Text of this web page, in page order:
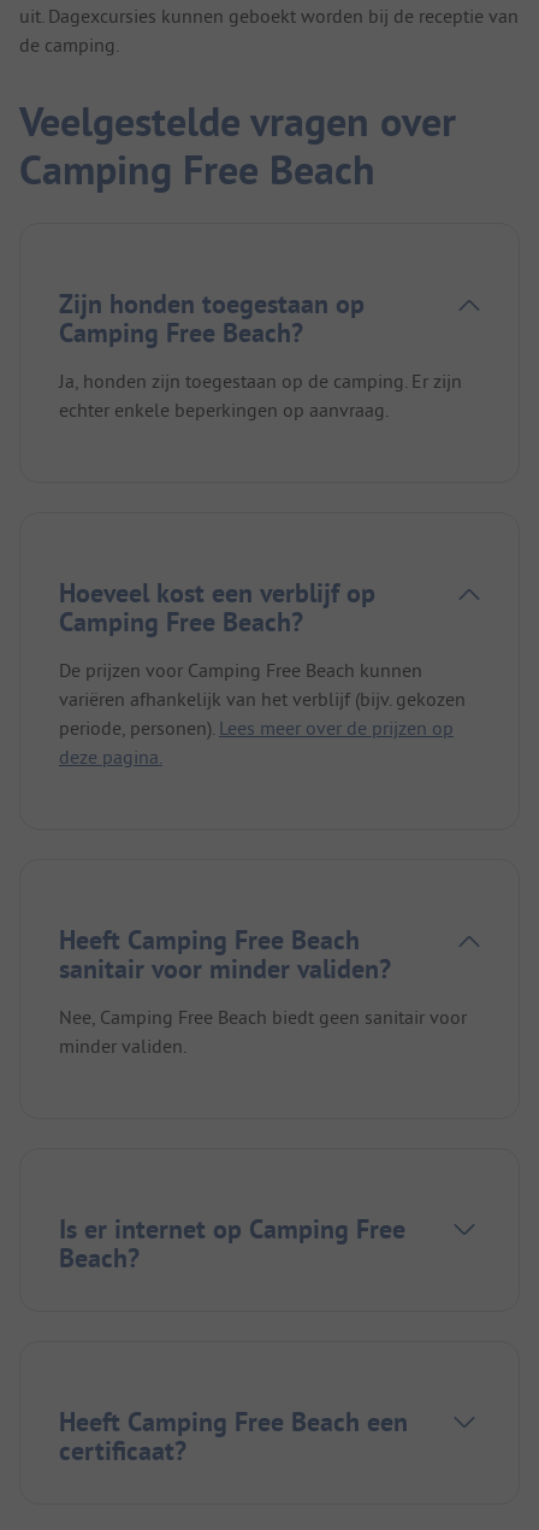
uit. Dagexcursies kunnen geboekt worden bij de receptie van
de camping.
Veelgestelde vragen over
Camping Free Beach
Zijn honden toegestaan op
Camping Free Beach?
Ja, honden zijn toegestaan op de camping. Er zijn
echter enkele beperkingen op aanvraag.
Hoeveel kost een verblijf op
Camping Free Beach?
De prijzen voor Camping Free Beach kunnen
variëren afhankelijk van het verblijf (bijv. gekozen
periode, personen). Lees meer over de prijzen op
deze pagina.
Heeft Camping Free Beach
sanitair voor minder validen?
Nee, Camping Free Beach biedt geen sanitair voor
minder validen.
Is er internet op Camping Free
Beach?
Heeft Camping Free Beach een
certificaat?